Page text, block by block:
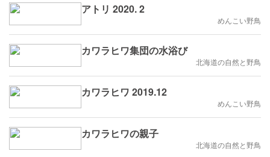
アトリ 2020. 2
めんこい野鳥
カワラヒワ集団の水浴び
北海道の自然と野鳥
カワラヒワ 2019.12
めんこい野鳥
カワラヒワの親子
北海道の自然と野鳥